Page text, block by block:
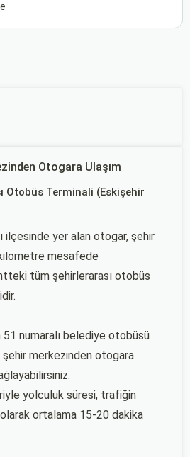
Otogara Ulaşım
Otobüs Terminali (Eskişehir
ilçesinde yer alan otogar, şehir
mesafede
tüm şehirlerarası otobüs
numaralı belediye otobüsü
şehir merkezinden otogara
yolculuk süresi, trafiğin
ortalama 15-20 dakika